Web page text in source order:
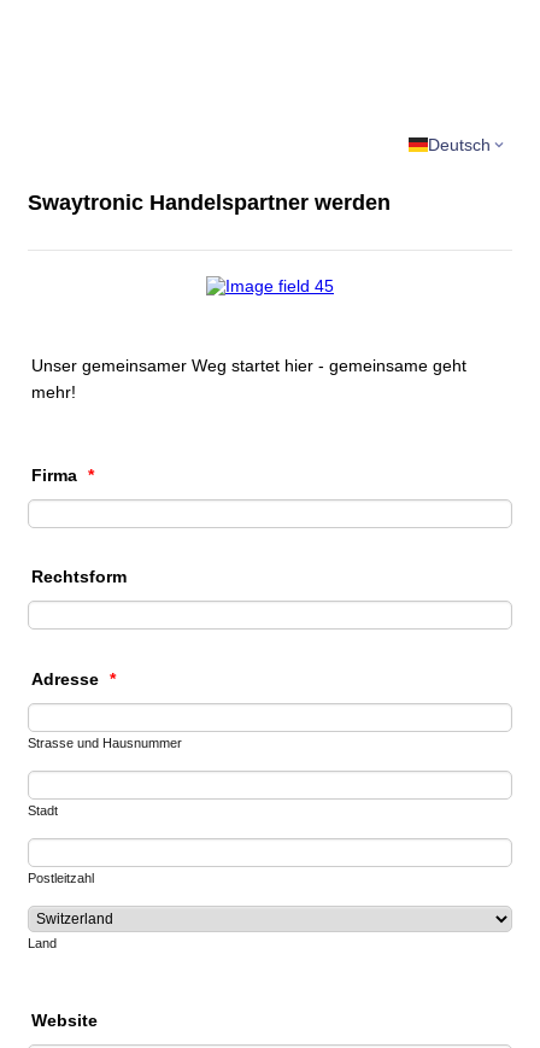
Deutsch
Swaytronic Handelspartner werden
Unser gemeinsamer Weg startet hier - gemeinsame geht
mehr!
Firma *
Rechtsform
Adresse *
Strasse und Hausnummer
Stadt
Postleitzahl
Land
Website